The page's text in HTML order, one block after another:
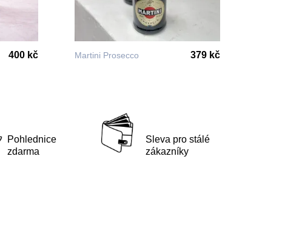
400 kč Martini Prosecco 379 kč
Pohlednice
zdarma
Sleva pro stálé
zákazníky